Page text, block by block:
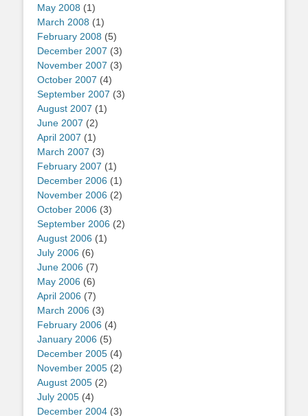
May 2008 (1)
March 2008 (1)
February 2008 (5)
December 2007 (3)
November 2007 (3)
October 2007 (4)
September 2007 (3)
August 2007 (1)
June 2007 (2)
April 2007 (1)
March 2007 (3)
February 2007 (1)
December 2006 (1)
November 2006 (2)
October 2006 (3)
September 2006 (2)
August 2006 (1)
July 2006 (6)
June 2006 (7)
May 2006 (6)
April 2006 (7)
March 2006 (3)
February 2006 (4)
January 2006 (5)
December 2005 (4)
November 2005 (2)
August 2005 (2)
July 2005 (4)
December 2004 (3)